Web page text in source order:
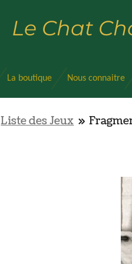
Le Chat
La boutique Nous connaitre
Liste des Jeux »